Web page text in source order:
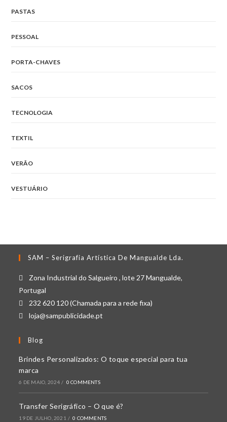
PASTAS
PESSOAL
PORTA-CHAVES
SACOS
TECNOLOGIA
TEXTIL
VERÃO
VESTUÁRIO
SAM – Serigrafia Artística De Mangualde Lda.
Zona Industrial do Salgueiro , lote 27 Mangualde,
Portugal
232 620 120 (Chamada para a rede fixa)
loja@sampublicidade.pt
Blog
Brindes Personalizados: O toque especial para tua
marca
6 DE MAIO, 2024 / 0 COMMENTS
Transfer Serigráfico – O que é?
19 DE JULHO, 2021 / 0 COMMENTS